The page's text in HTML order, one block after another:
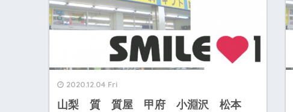
2020.12.04 Fri
山梨 質 質屋 甲府 小淵沢 松本